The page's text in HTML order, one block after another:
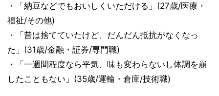
・「納豆などでもおいしくいただける」(27歳/医療・
福祉/その他)
・「昔は捨てていたけど、だんだん抵抗がなくなっ
た」(31歳/金融・証券/専門職)
・「一週間程度なら平気、味も変わらないし体調を崩
したこともない」(35歳/運輸・倉庫/技術職)